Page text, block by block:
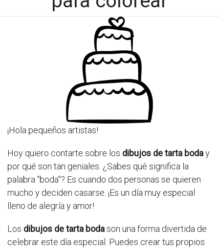
¡Hola pequeños artistas!
Hoy quiero contarte sobre los dibujos de tarta boday
por qué son tan geniales. ¿Sabes qué significa la
palabra "boda"? Es cuando dos personas se quieren
mucho y deciden casarse. ¡Es un día muy especial
lleno de alegría y amor!
Los dibujos de tarta bodason una forma divertida de
celebrar este día especial. Puedes crear tus propios